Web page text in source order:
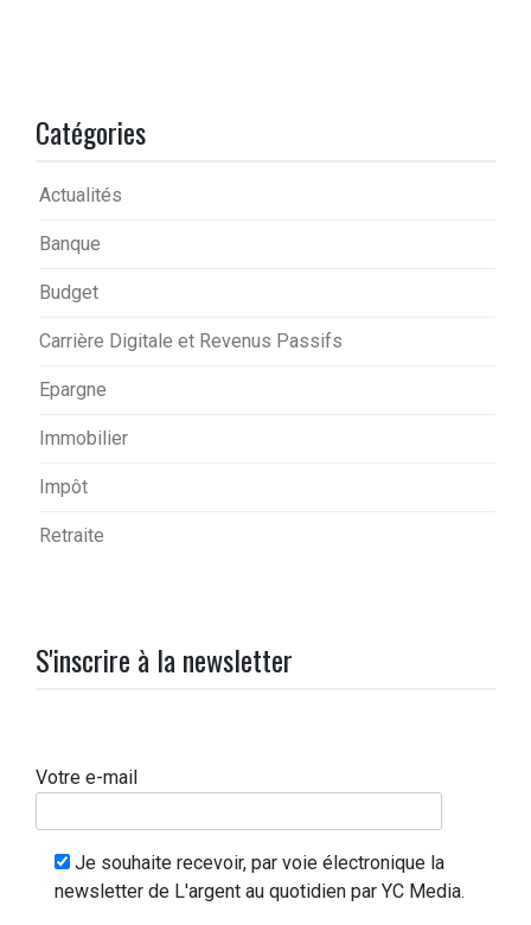
Catégories
Actualités
Banque
Budget
Carrière Digitale et Revenus Passifs
Epargne
Immobilier
Impôt
Retraite
S'inscrire à la newsletter
Votre e-mail
Je souhaite recevoir, par voie électronique la
newsletter de L'argent au quotidien par YC Media.